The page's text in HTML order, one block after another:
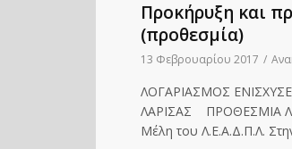
Προκήρυξη και
(προθεσμία)
13 Φεβρουαρίου 2017 /
ΛΟΓΑΡΙΑΣΜΟΣ
ΛΑΡΙΣΑΣ ΠΡΟΘΕΣΜΙΑ
Μέλη του Λ.Ε.Α.Δ.Π.Λ.